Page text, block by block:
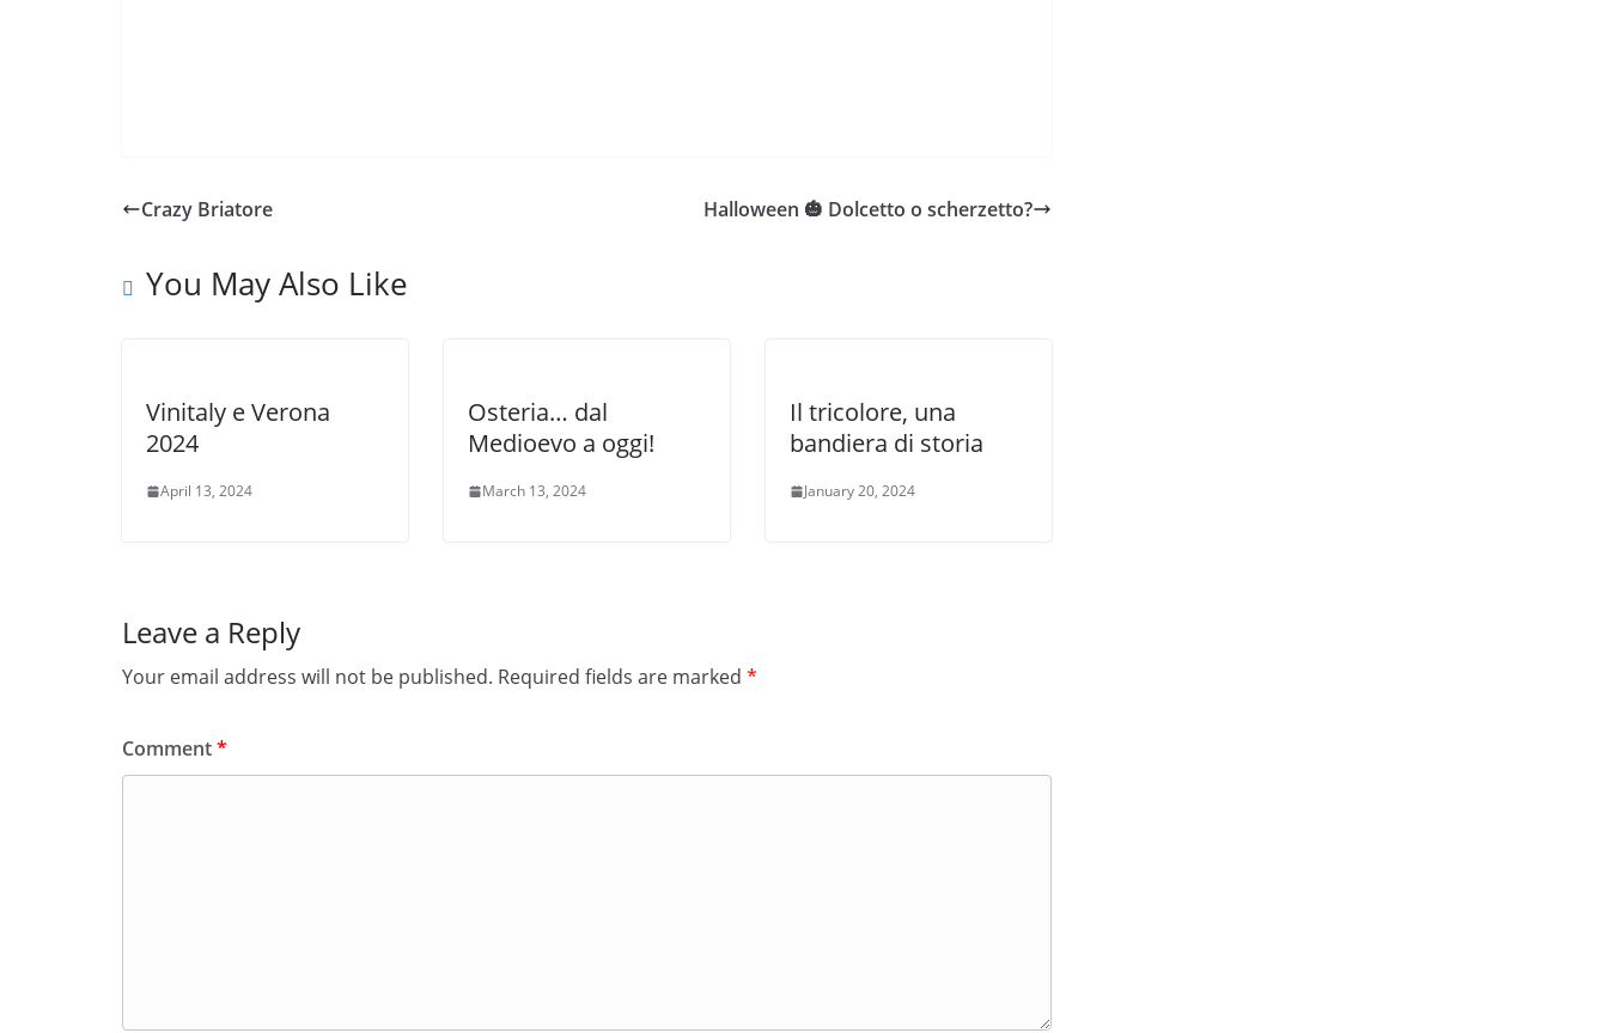
Crazy Briatore Halloween 🎃 Dolcetto o scherzetto?
You May Also Like
Vinitaly e Verona
2024
April 13, 2024
Osteria… dal
Medioevo a oggi!
March 13, 2024
Il tricolore, una
bandiera di storia
January 20, 2024
Leave a Reply
Your email address will not be published. Required fields are marked *
Comment*